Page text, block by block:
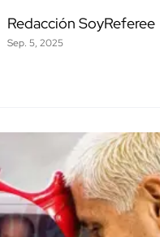
Redacción SoyReferee
Sep. 5, 2025